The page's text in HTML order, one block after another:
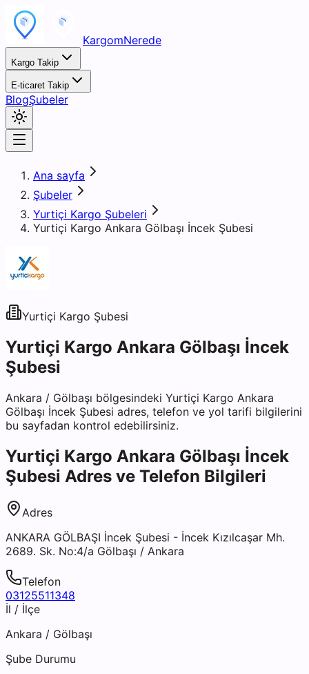
KargomNerede
Kargo Takip
E-ticaret Takip
BlogŞubeler
Ana sayfa
Şubeler
Yurtiçi Kargo Şubeleri
Yurtiçi Kargo Ankara Gölbaşı İncek Şubesi
Yurtiçi Kargo Şubesi
Yurtiçi Kargo Ankara Gölbaşı İncek
Şubesi
Ankara / Gölbaşı bölgesindeki Yurtiçi Kargo Ankara
Gölbaşı İncek Şubesi adres, telefon ve yol tarifi bilgilerini
bu sayfadan kontrol edebilirsiniz.
Yurtiçi Kargo Ankara Gölbaşı İncek
Şubesi Adres ve Telefon Bilgileri
Adres
ANKARA GÖLBAŞI İncek Şubesi - İncek Kızılcaşar Mh.
2689. Sk. No:4/a Gölbaşı / Ankara
Telefon
03125511348
İl / İlçe
Ankara / Gölbaşı
Şube Durumu